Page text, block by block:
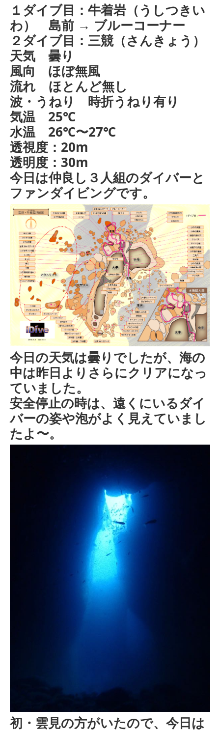
１ダイブ目：牛着岩（うしつきい
わ） 島前 → ブルーコーナー
２ダイブ目：三競（さんきょう）
天気 曇り
風向 ほぼ無風
流れ ほとんど無し
波・うねり 時折うねり有り
気温 25℃
水温 26℃〜27℃
透視度：20m
透明度：30m
今日は仲良し３人組のダイバーと
ファンダイビングです。
今日の天気は曇りでしたが、海の
中は昨日よりさらにクリアになっ
ていました。
安全停止の時は、遠くにいるダイ
バーの姿や泡がよく見えていまし
たよ〜。
初・雲見の方がいたので、今日は